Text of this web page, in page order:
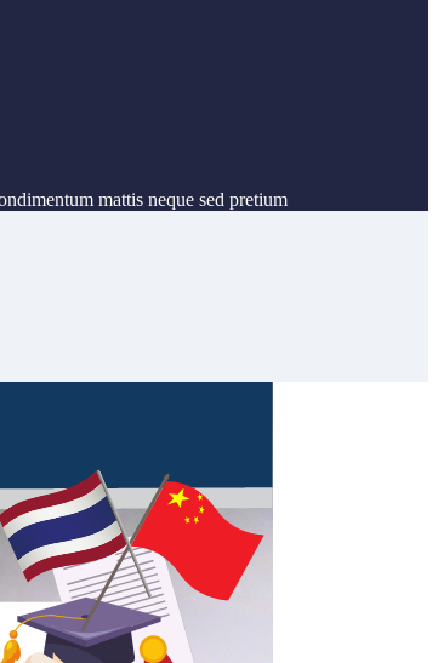
mattis neque sed pretium